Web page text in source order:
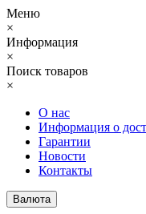
Меню
×
Информация
×
Поиск товаров
×
О нас
Информация о
Гарантии
Новости
Контакты
Валюта